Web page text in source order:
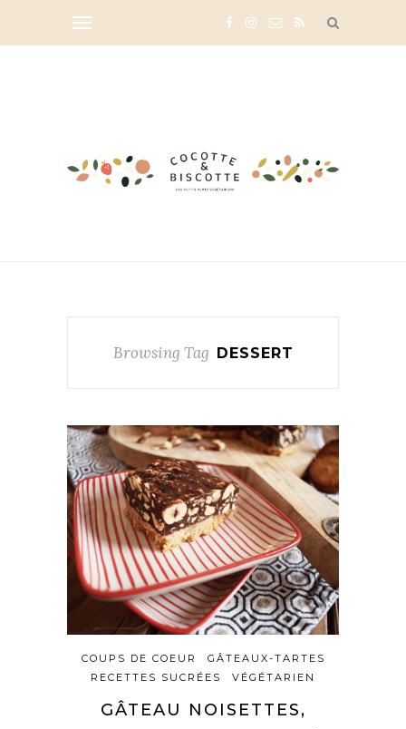
Browsing Tag DESSERT
COUPS DE COEUR
GÂTEAUX-TARTES
RECETTES SUCRÉES
VÉGÉTARIEN
GÂTEAU NOISETTES,